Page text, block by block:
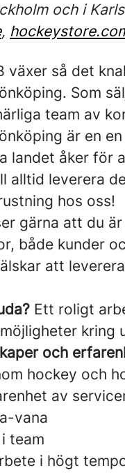
och i
,
växer så det
Som
team av
är en
landet åker för
alltid leverera
hos oss!
gärna att du
både kunder
att
Ett roligt
kring
och
hockey och
av
vana
team
i högt